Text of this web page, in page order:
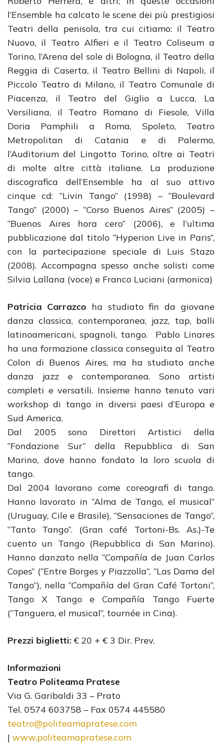
l’Ensemble ha calcato le scene dei più prestigiosi
Teatri della penisola, tra cui citiamo: il Teatro
Nuovo, il Teatro Alfieri e il Teatro Coliseum a
Torino, l’Arena del sole di Bologna, il Teatro della
Reggia di Caserta, il Teatro Bellini di Napoli, il
Piccolo Teatro di Milano, il Teatro Comunale di
Piacenza, il Teatro del Giglio a Lucca, La
Versiliana, il Teatro Romano di Fiesole, Villa
Doria Pamphili a Roma, Spoleto, Teatro
Metropolitan di Catania e di Palermo,
l’Auditorium del Lingotto Torino, oltre ai Teatri
di molte altre città italiane. La produzione
discografica dell’Ensemble ha al suo attivo
cinque cd: “Livin Tango” (1998) – “Boulevard
Tango” (2000) – “Corso Buenos Aires” (2005) –
“Buenos Aires hora cero” (2006), e l’ultima
pubblicazione dal titolo “Hyperion Live in Paris”,
con la partecipazione speciale di Luis Stazo
(2008). Accompagna spesso anche solisti come
Silvia Lallana (voce) e Franco Luciani (armonica)
Patricia Carrazcoha studiato fin da giovane
danza classica, contemporanea, jazz, tap, balli
latinoamericani, spagnoli, tango. Pablo Linares
ha una formazione classica conseguita al Teatro
Colon di Buenos Aires, ma ha studiato anche
danza jazz e contemporanea. Sono artisti
completi e versatili. Insieme hanno tenuto vari
workshop di tango in diversi paesi d’Europa e
Sud America.
Dal 2005 sono Direttori Artistici della
”Fondazione Sur” della Repubblica di San
Marino, dove hanno fondato la loro scuola di
tango.
Dal 2004 lavorano come coreografi di tango.
Hanno lavorato in ”Alma de Tango, el musical”
(Uruguay, Cile e Brasile), ”Sensaciones de Tango”,
”Tanto Tango”. (Gran café Tortoni-Bs. As.)-Te
cuento un Tango (Repubblica di San Marino).
Hanno danzato nella ”Compañía de Juan Carlos
Copes” (”Entre Borges y Piazzolla”, ”Las Dama del
Tango”), nella ”Compañía del Gran Café Tortoni”,
Tango X Tango e Compañía Tango Fuerte
(”Tanguera, el musical”, tournée in Cina).
Prezzi biglietti: € 20 + € 3 Dir. Prev.
Informazioni
Teatro Politeama Pratese
Via G. Garibaldi 33 – Prato
Tel. 0574 603758 – Fax 0574 445580
teatro@politeamapratese.com
| www.politeamapratese.com